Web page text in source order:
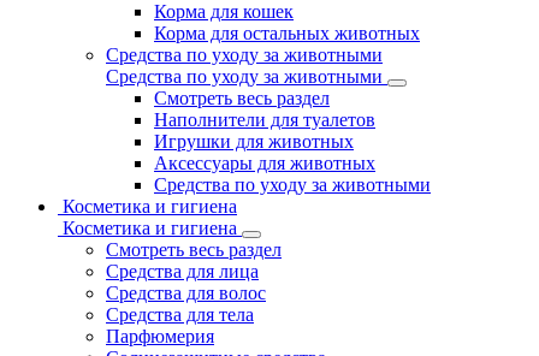
Корма для кошек
Корма для остальных животных
Средства по уходу за животными
Средства по уходу за животными
Смотреть весь раздел
Наполнители для туалетов
Игрушки для животных
Аксессуары для животных
Средства по уходу за животными
Косметика и гигиена
Косметика и гигиена
Смотреть весь раздел
Средства для лица
Средства для волос
Средства для тела
Парфюмерия